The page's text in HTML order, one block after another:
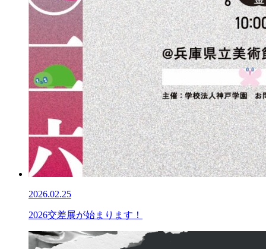
2026.02.25
2026交差展が始まります！